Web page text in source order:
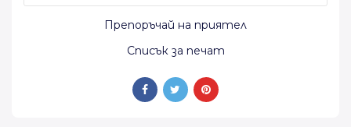
Препоръчай на приятел
Списък за печат